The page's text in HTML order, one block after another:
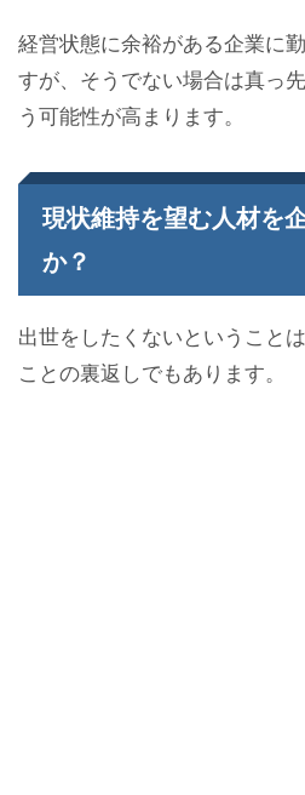
経営状態に余裕がある企業に
すが、そうでない場合は真っ
う可能性が高まります。
現状維持を望む人材を
か？
出世をしたくないということ
ことの裏返しでもあります。